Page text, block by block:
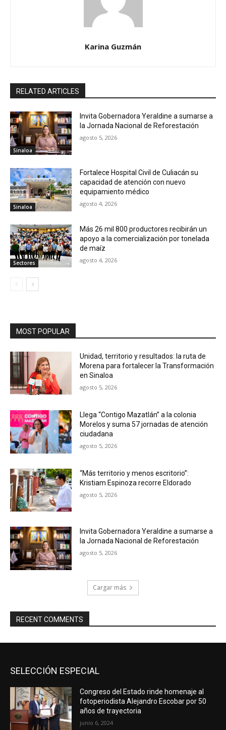
Karina Guzmán
RELATED ARTICLES
Sinaloa
Invita Gobernadora Yeraldine a sumarse a
la Jornada Nacional de Reforestación
agosto 5, 2026
Sinaloa
Fortalece Hospital Civil de Culiacán su
capacidad de atención con nuevo
equipamiento médico
agosto 4, 2026
Sectores
Más 26 mil 800 productores recibirán un
apoyo a la comercialización por tonelada
de maíz
agosto 4, 2026
MOST POPULAR
Unidad, territorio y resultados: la ruta de
Morena para fortalecer la Transformación
en Sinaloa
agosto 5, 2026
Llega “Contigo Mazatlán” a la colonia
Morelos y suma 57 jornadas de atención
ciudadana
agosto 5, 2026
“Más territorio y menos escritorio”:
Kristiam Espinoza recorre Eldorado
agosto 5, 2026
Invita Gobernadora Yeraldine a sumarse a
la Jornada Nacional de Reforestación
agosto 5, 2026
Cargar más
RECENT COMMENTS
SELECCIÓN ESPECIAL
Congreso del Estado rinde homenaje al
fotoperiodista Alejandro Escobar por 50
años de trayectoria
junio 6, 2024